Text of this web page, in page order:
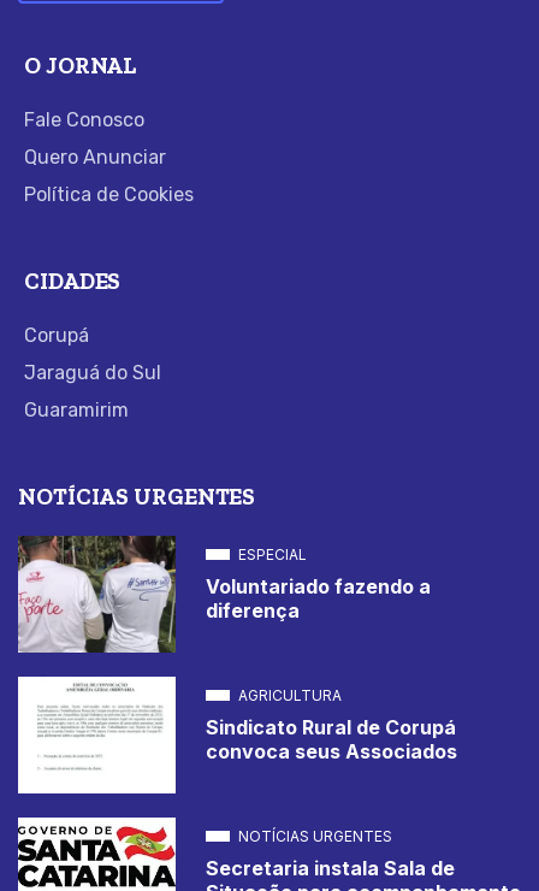
O JORNAL
Fale Conosco
Quero Anunciar
Política de Cookies
CIDADES
Corupá
Jaraguá do Sul
Guaramirim
NOTÍCIAS URGENTES
ESPECIAL
Voluntariado fazendo a
diferença
AGRICULTURA
Sindicato Rural de Corupá
convoca seus Associados
NOTÍCIAS URGENTES
Secretaria instala Sala de